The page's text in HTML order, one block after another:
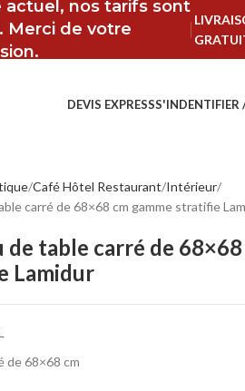
nos tarifs sont
Merci de votre
DEVIS EXPRESSS'INDENTIFIER
Café Hôtel Restaurant Intérieur
carré de 68×68 cm gamme stratifie
de table carré de
Lamidur
de 68×68 cm